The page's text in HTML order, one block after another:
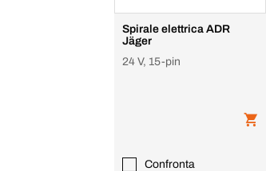
Spirale elettrica ADR
Jäger
24 V, 15-pin
Confronta